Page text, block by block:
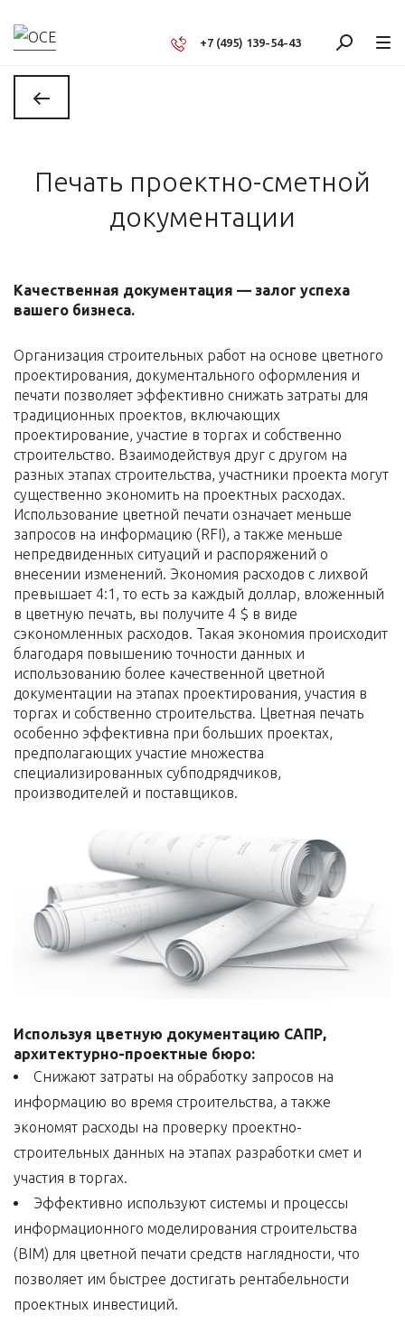
+7 (495) 139-54-43
Печать проектно-сметной
документации
Качественная документация — залог успеха
вашего бизнеса.
Организация строительных работ на основе цветного
проектирования, документального оформления и
печати позволяет эффективно снижать затраты для
традиционных проектов, включающих
проектирование, участие в торгах и собственно
строительство. Взаимодействуя друг с другом на
разных этапах строительства, участники проекта могут
существенно экономить на проектных расходах.
Использование цветной печати означает меньше
запросов на информацию (RFI), а также меньше
непредвиденных ситуаций и распоряжений о
внесении изменений. Экономия расходов с лихвой
превышает 4:1, то есть за каждый доллар, вложенный
в цветную печать, вы получите 4 $ в виде
сэкономленных расходов. Такая экономия происходит
благодаря повышению точности данных и
использованию более качественной цветной
документации на этапах проектирования, участия в
торгах и собственно строительства. Цветная печать
особенно эффективна при больших проектах,
предполагающих участие множества
специализированных субподрядчиков,
производителей и поставщиков.
Используя цветную документацию САПР,
архитектурно-проектные бюро:
Снижают затраты на обработку запросов на
информацию во время строительства, а также
экономят расходы на проверку проектно-
строительных данных на этапах разработки смет и
участия в торгах.
Эффективно используют системы и процессы
информационного моделирования строительства
(BIM) для цветной печати средств наглядности, что
позволяет им быстрее достигать рентабельности
проектных инвестиций.